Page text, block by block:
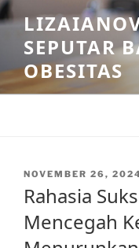
Skip
to
contentSEPUTAR
OBESITAS
POSTED
NOVEMBER 26,
Rahasia
Mencegah